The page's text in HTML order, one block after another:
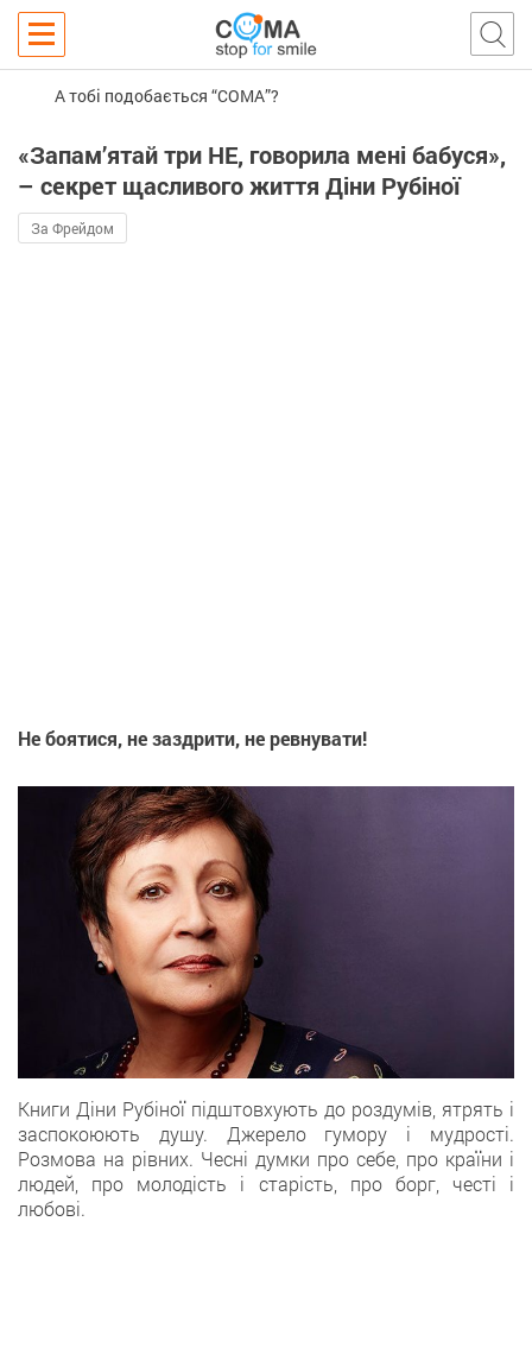
А тобі подобається “COMA”?
«Запам’ятай три НЕ, говорила мені бабуся»,
– секрет щасливого життя Діни Рубіної
За Фрейдом
Не боятися, не заздрити, не ревнувати!
Книги Діни Рубіної підштовхують до роздумів, ятрять і
заспокоюють душу. Джерело гумору і мудрості.
Розмова на рівних. Чесні думки про себе, про країни і
людей, про молодість і старість, про борг, честі і
любові.